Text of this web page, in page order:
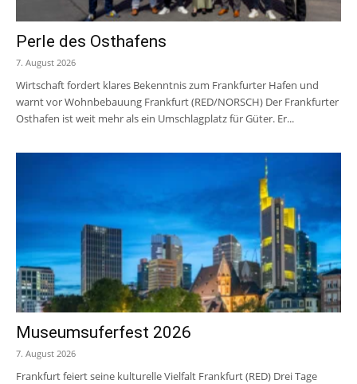
Perle des Osthafens
7. August 2026
Wirtschaft fordert klares Bekenntnis zum Frankfurter Hafen und
warnt vor Wohnbebauung Frankfurt (RED/NORSCH) Der Frankfurter
Osthafen ist weit mehr als ein Umschlagplatz für Güter. Er...
Museumsuferfest 2026
7. August 2026
Frankfurt feiert seine kulturelle Vielfalt Frankfurt (RED) Drei Tage